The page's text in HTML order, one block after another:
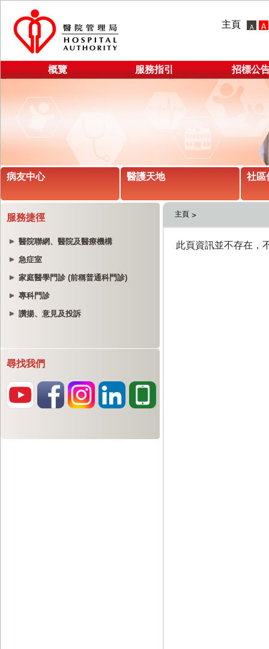
主頁
概覽 服務指引 招標公
病友中心 醫護天地 社區
服務捷徑
醫院聯網、醫院及醫療機構
急症室
家庭醫學門診 (前稱普通科門診)
專科門診
讚揚、意見及投訴
尋找我們
主頁